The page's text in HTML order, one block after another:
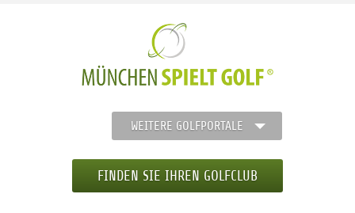
WEITERE GOLFPORTALE
FINDEN SIE IHREN GOLFCLUB